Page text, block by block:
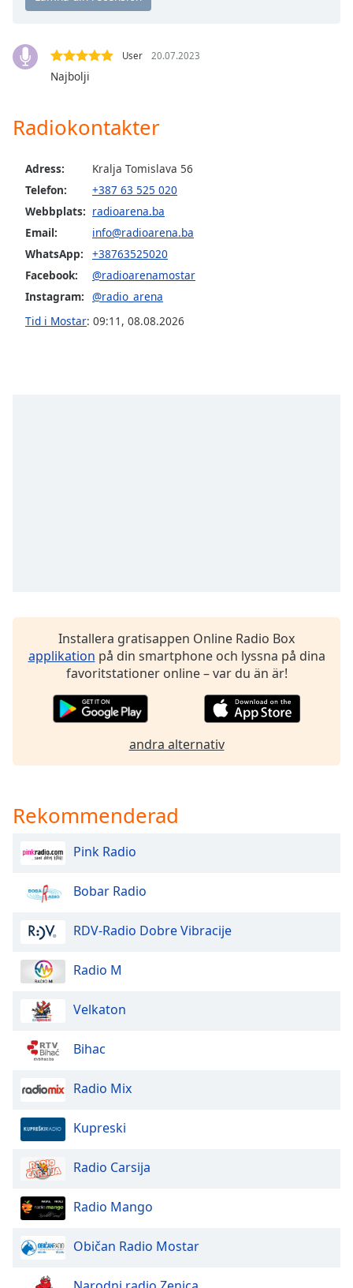
Chapters
Descriptions
selected
Subtitles
subtitles
settings,
opens
settings
dialog
subtitles
off
selected
window.
Background
Color
Opacity
Caption
Background
Text
Edge
Style
User 20.07.2023
Najbolji
Radiokontakter
Adress:
Kralja Tomislava 56
Telefon:
+387 63 525 020
Webbplats: radioarena.ba
Email:
info@radioarena.ba
WhatsApp:
+38763525020
Facebook:
@radioarenamostar
Instagram: @radio_arena
Tid i Mostar: 09:11 , 08.08.2026
Installera gratisappen Online Radio Box
applikation på din smartphone och lyssna på dina
favoritstationer online – var du än är!
andra alternativ
Rekommenderad
Pink Radio
Bobar Radio
RDV-Radio Dobre Vibracije
Radio M
Velkaton
Bihac
Radio Mix
Kupreski
Radio Carsija
Radio Mango
Običan Radio Mostar